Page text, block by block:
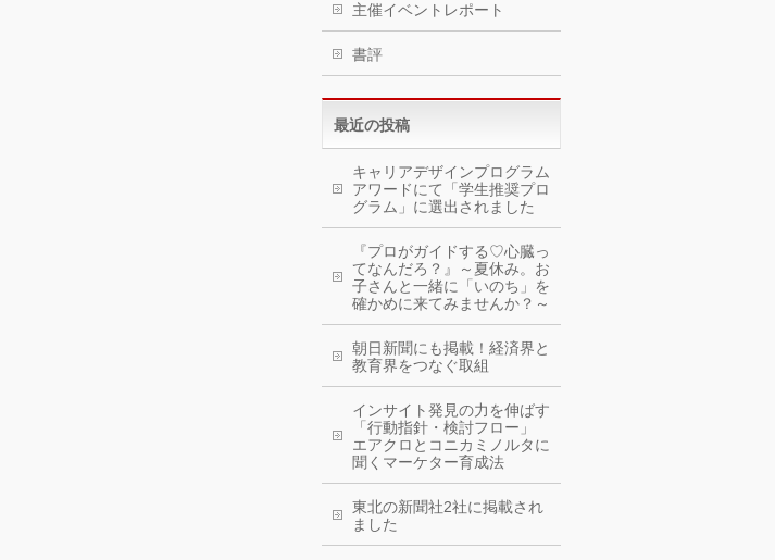
主催イベントレポート
書評
最近の投稿
キャリアデザインプログラム
アワードにて「学生推奨プロ
グラム」に選出されました
『プロがガイドする♡心臓っ
てなんだろ？』～夏休み。お
子さんと一緒に「いのち」を
確かめに来てみませんか？～
朝日新聞にも掲載！経済界と
教育界をつなぐ取組
インサイト発見の力を伸ばす
「行動指針・検討フロー」
エアクロとコニカミノルタに
聞くマーケター育成法
東北の新聞社2社に掲載され
ました